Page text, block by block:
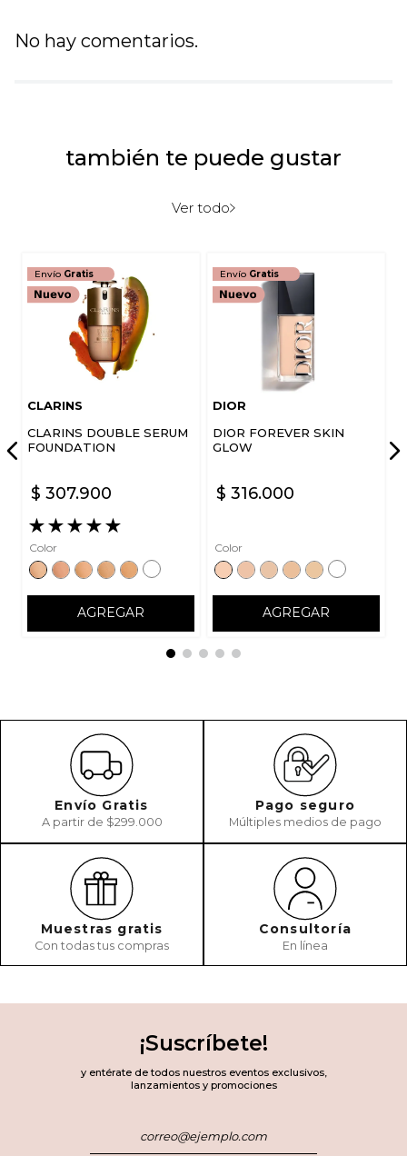
No hay comentarios.
también te puede gustar
Ver todo
Envío Gratis
CLARINS
CLARINS DOUBLE SERUM
FOUNDATION
$ 307.900
★★★★★
Color
AGREGAR
Envío Gratis
DIOR
DIOR FOREVER SKIN
GLOW
$ 316.000
Color
AGREGAR
Envío Gratis
A partir de $299.000
Pago seguro
Múltiples medios de pago
Muestras gratis
Con todas tus compras
Consultoría
En línea
¡Suscríbete!
y entérate de todos nuestros eventos exclusivos,
lanzamientos y promociones